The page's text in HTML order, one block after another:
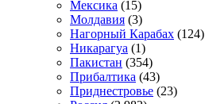
Мексика (15)
Молдавия (3)
Нагорный Карабах (124)
Никарагуа (1)
Пакистан (354)
Прибалтика (43)
Приднестровье (23)